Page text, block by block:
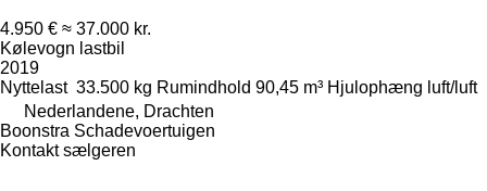
4.950 € ≈ 37.000 kr.
Kølevogn lastbil
2019
Nyttelast 33.500 kg Rumindhold 90,45 m³ Hjulophæng luft/luft
Nederlandene, Drachten
Boonstra Schadevoertuigen
Kontakt sælgeren